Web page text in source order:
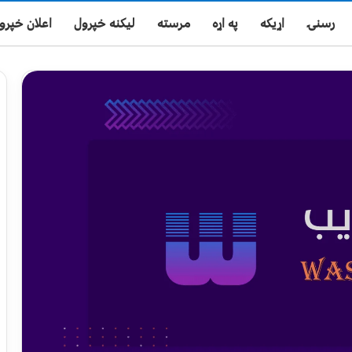
رسنۍ اړیکه په اړه مرسته لیکنه خپرول اعلان